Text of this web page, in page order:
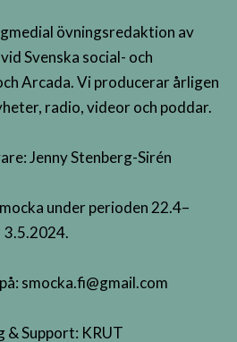
övningsredaktion av
Svenska social- och
Arcada. Vi producerar årligen
radio, videor och poddar.
Jenny Stenberg-Sirén
under perioden 22.4–
3.5.2024.
smocka.fi@gmail.com
& Support: KRUT